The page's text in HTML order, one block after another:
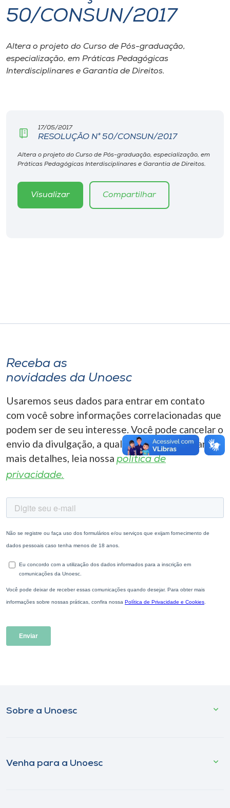
I.nova
Diplomados
Rádio
A+
50/CONSUN/2017
Altera o projeto do Curso de Pós-graduação,
especialização, em Práticas Pedagógicas
Interdisciplinares e Garantia de Direitos.
17/05/2017
RESOLUÇÃO N° 50/CONSUN/2017
Altera o projeto do Curso de Pós-graduação, especialização, em
Práticas Pedagógicas Interdisciplinares e Garantia de Direitos.
Visualizar Compartilhar
Receba as
novidades da Unoesc
Usaremos seus dados para entrar em contato
com você sobre informações correlacionadas que
podem ser de seu interesse. Você pode cancelar o
envio da divulgação, a qualquer momento. Para
mais detalhes, leia nossa política de
privacidade.
Sobre a Unoesc
Venha para a Unoesc